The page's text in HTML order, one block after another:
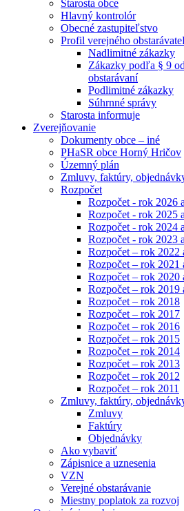
Starosta obce
Hlavný kontrolór
Obecné zastupiteľstvo
Profil verejného
Nadlimitné zákazky
Zákazky podľa § 9
obstarávaní
Podlimitné zákazky
Súhrnné správy
Starosta informuje
Zverejňovanie
Dokumenty obce – iné
PHaSR obce Horný Hričov
Územný plán
Zmluvy, faktúry,
Rozpočet
Rozpočet - rok 2026
Rozpočet - rok 2025
Rozpočet - rok 2024
Rozpočet - rok 2023
Rozpočet – rok 2022
Rozpočet – rok 2021
Rozpočet – rok 2020
Rozpočet – rok 2019
Rozpočet – rok 2018
Rozpočet – rok 2017
Rozpočet – rok 2016
Rozpočet – rok 2015
Rozpočet – rok 2014
Rozpočet – rok 2013
Rozpočet – rok 2012
Rozpočet – rok 2011
Zmluvy, faktúry,
Zmluvy
Faktúry
Objednávky
Ako vybaviť
Zápisnice a uznesenia
VZN
Verejné obstarávanie
Miestny poplatok za rozvoj